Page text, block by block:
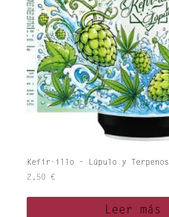
Kefir·illo – Lúpulo y Terpenos
2,50 €
Leer más